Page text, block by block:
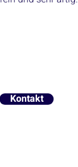
Kontakt